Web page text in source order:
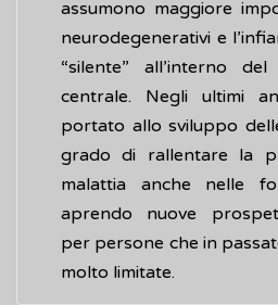
assumono maggiore
neurodegenerativi e
“silente” all’interno
centrale. Negli ultimi
portato allo sviluppo
grado di rallentare la
malattia anche nelle
aprendo nuove
per persone che in
molto limitate.